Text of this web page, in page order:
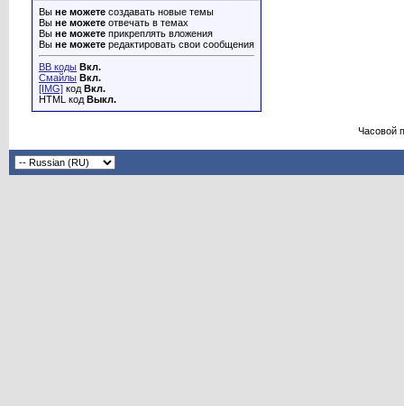
Вы не можете создавать новые темы
Вы не можете отвечать в темах
Вы не можете прикреплять вложения
Вы не можете редактировать свои сообщения
BB коды Вкл.
Смайлы Вкл.
[IMG] код Вкл.
HTML код Выкл.
Часовой